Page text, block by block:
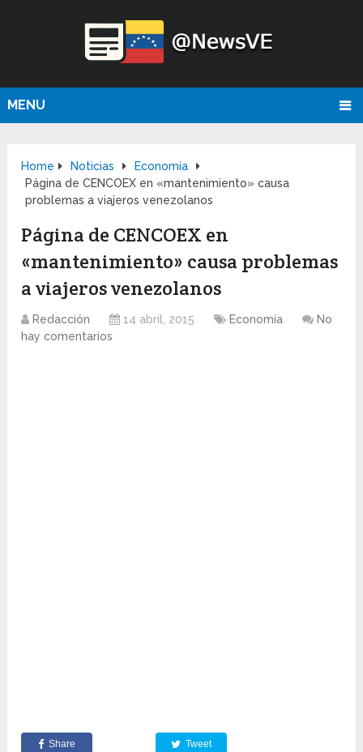
MENU
Home Noticias
Economía
Página de CENCOEX en «mantenimiento» causa
problemas a viajeros venezolanos
Página de CENCOEX en
«mantenimiento» causa problemas
a viajeros venezolanos
Redacción 14 abril, 2015 Economía
No
hay comentarios
Share Tweet